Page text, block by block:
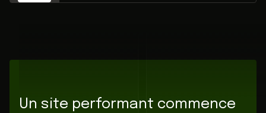
Un site performant commence